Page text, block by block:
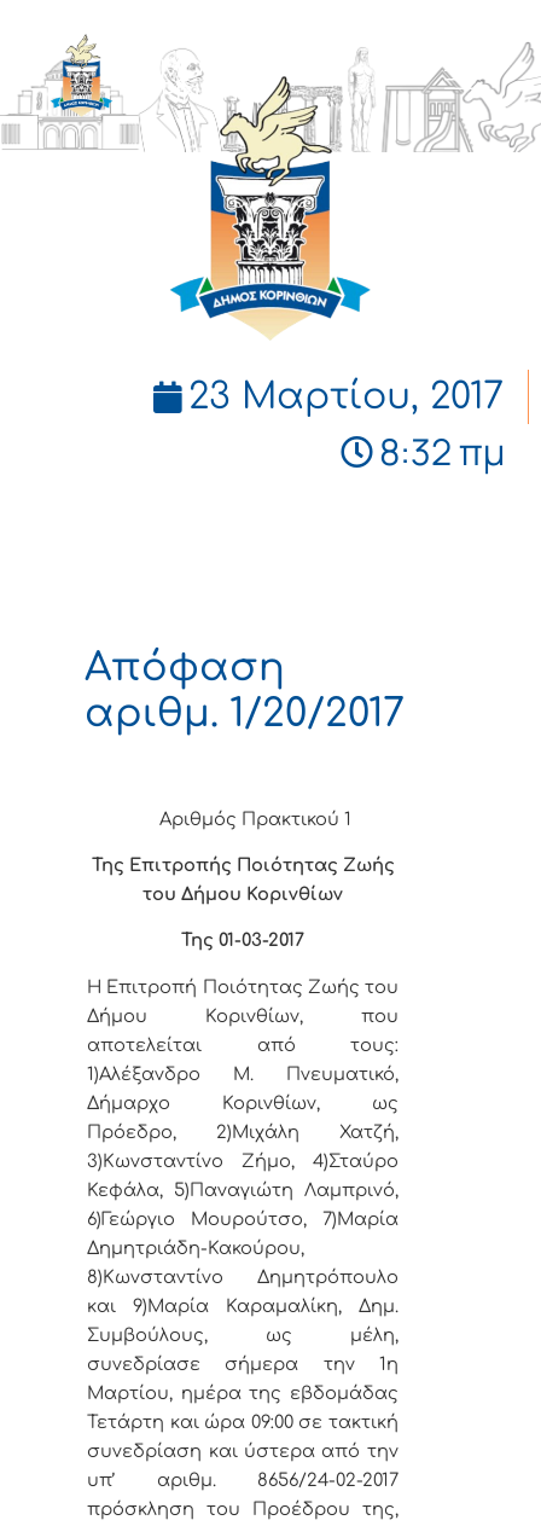
ΔΗΜΟΣ
ΚΟΡΙΝΘΙΩΝ
23 Μαρτίου, 2017
8:32 πμ
Απόφαση
αριθμ. 1/20/2017
Αριθμός Πρακτικού 1
Της Επιτροπής Ποιότητας Ζωής
του Δήμου Κορινθίων
Της 01-03-2017
Η Επιτροπή Ποιότητας Ζωής του
Δήμου Κορινθίων, που
αποτελείται από τους:
1)Αλέξανδρο Μ. Πνευματικό,
Δήμαρχο Κορινθίων, ως
Πρόεδρο, 2)Μιχάλη Χατζή,
3)Κωνσταντίνο Ζήμο, 4)Σταύρο
Κεφάλα, 5)Παναγιώτη Λαμπρινό,
6)Γεώργιο Μουρούτσο, 7)Μαρία
Δημητριάδη-Κακούρου,
8)Κωνσταντίνο Δημητρόπουλο
και 9)Μαρία Καραμαλίκη, Δημ.
Συμβούλους, ως μέλη,
συνεδρίασε σήμερα την 1η
Μαρτίου, ημέρα της εβδομάδας
Τετάρτη και ώρα 09:00 σε τακτική
συνεδρίαση και ύστερα από την
υπ’ αριθμ. 8656/24-02-2017
πρόσκληση του Προέδρου της,